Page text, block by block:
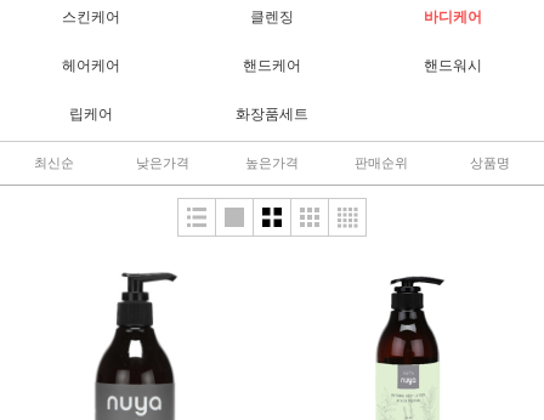
스킨케어 클렌징 바디케어
헤어케어 핸드케어 핸드워시
립케어 화장품세트
최신순 낮은가격 높은가격 판매순위 상품명